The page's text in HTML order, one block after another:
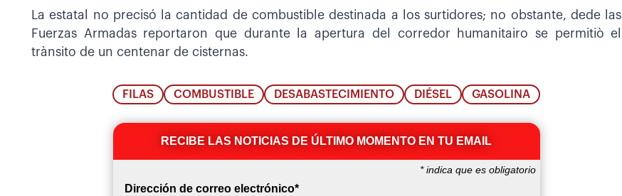
La estatal no precisó la cantidad de combustible destinada a los surtidores; no obstante, dede las
Fuerzas Armadas reportaron que durante la apertura del corredor humanitairo se permitiò el
trànsito de un centenar de cisternas.
FILAS COMBUSTIBLE DESABASTECIMIENTO DIÉSEL GASOLINA
RECIBE LAS NOTICIAS DE ÚLTIMO MOMENTO EN TU EMAIL
*indica que es obligatorio
Dirección de correo electrónico*